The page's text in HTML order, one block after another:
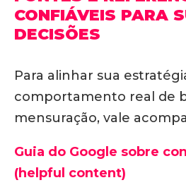
CONFIÁVEIS PARA
DECISÕES
Para alinhar sua
comportamento real de
mensuração, vale
Guia do Google sobre
(helpful content)